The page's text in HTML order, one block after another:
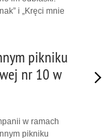
i „Kręci mnie
pikniku
nr 10 w
w ramach
pikniku